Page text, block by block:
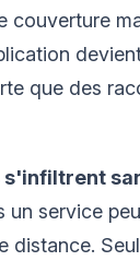
couverture
que des
s'infiltrent
un service
distance.